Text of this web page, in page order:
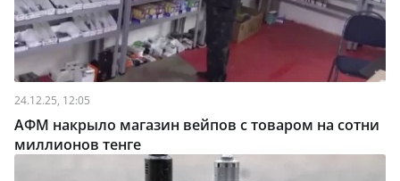
24.12.25, 12:05
АФМ накрыло магазин вейпов с товаром на сотни
миллионов тенге